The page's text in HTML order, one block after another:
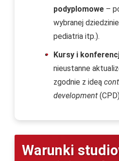
podyplomowe –
wybranej
pediatria itp.).
Kursy i
nieustanne
zgodnie z ideą
development
Warunki